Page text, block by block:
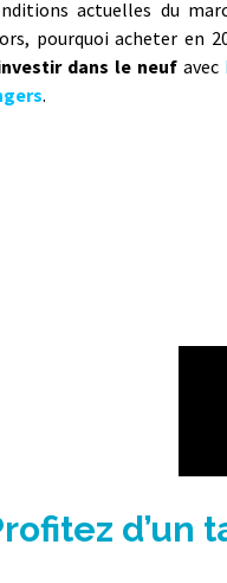
actuelles du
pourquoi acheter en
dans le neuf avec
.
d’un